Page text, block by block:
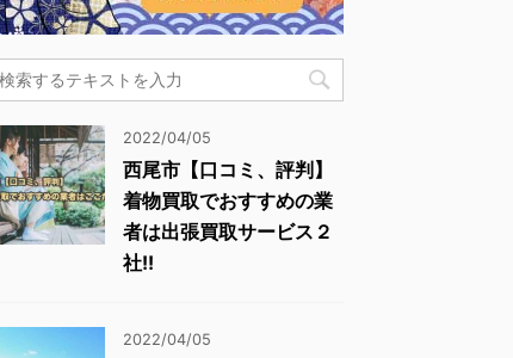
2022/04/05
西尾市【口コミ、評判】
着物買取でおすすめの業
者は出張買取サービス２
社!!
2022/04/05